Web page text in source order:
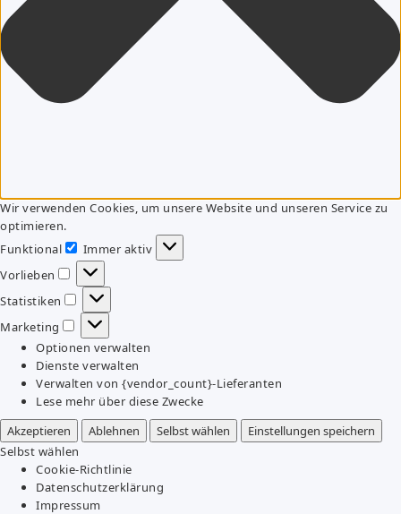
Wir verwenden Cookies, um unsere Website und unseren Service zu
optimieren.
Funktional
Funktional
Immer aktiv
Vorlieben
Vorlieben
Statistiken
Statistiken
Marketing
Marketing
Optionen verwalten
Dienste verwalten
Verwalten von {vendor_count}-Lieferanten
Lese mehr über diese Zwecke
Akzeptieren
Ablehnen Selbst wählen
Einstellungen speichern
Selbst wählen
Cookie-Richtlinie
Datenschutzerklärung
Impressum